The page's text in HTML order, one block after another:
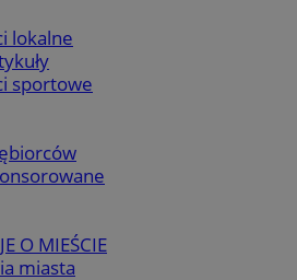
lokalne
sportowe
O MIEŚCIE
miasta